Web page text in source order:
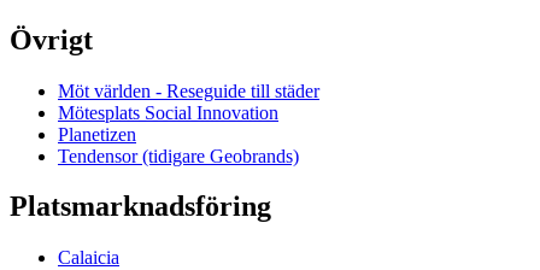
Övrigt
Möt världen - Reseguide till städer
Mötesplats Social Innovation
Planetizen
Tendensor (tidigare Geobrands)
Platsmarknadsföring
Calaicia